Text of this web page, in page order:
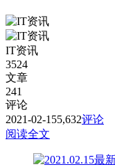
IT资讯
3524
文章
241
评论
2021-02-155,632评论
阅读全文